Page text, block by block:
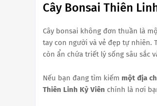
Cây Bonsai Thiên
Cây bonsai không đơn thuần là
tay con người và vẻ đẹp tự nhiên.
còn ẩn chứa triết lý sống sâu sắc
Nếu bạn đang tìm kiếm một địa
Thiên Linh Kỳ Viên chính là nơi